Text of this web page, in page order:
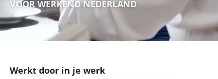
VOOR WERKEND NEDERLAND
Werkt door in je werk